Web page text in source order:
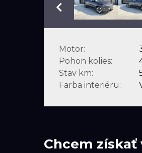
Motor:
Pohon kolies:
Stav km:
Farba interiéru:
Chcem